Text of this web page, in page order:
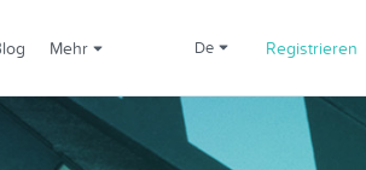
Mehr de Registrieren